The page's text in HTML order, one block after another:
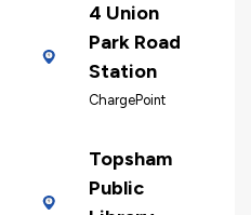
4 Union
Park Road
Station
ChargePoint
Topsham
Public